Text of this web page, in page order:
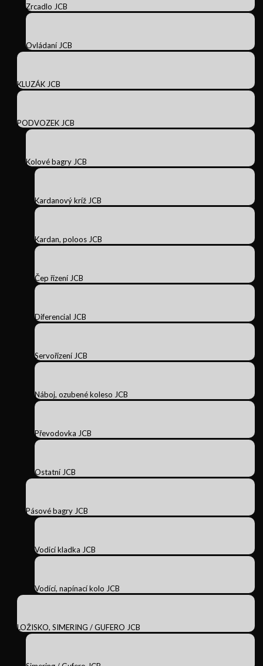
Zrcadlo JCB
Ovládaní JCB
KLUZÁK JCB
PODVOZEK JCB
Kolové bagry JCB
Kardanový kríž JCB
Kardan, poloos JCB
Čep řízení JCB
Diferencial JCB
Servořízení JCB
Náboj, ozubené koleso JCB
Převodovka JCB
Ostatní JCB
Pásové bagry JCB
Vodicí kladka JCB
Vodící, napínací kolo JCB
LOŽISKO, SIMERING / GUFERO JCB